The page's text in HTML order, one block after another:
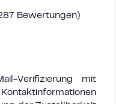
Bewertungen)
Verifizierung mit